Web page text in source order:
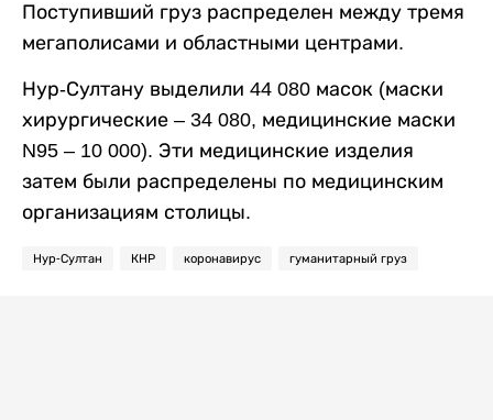
Поступивший груз распределен между тремя
мегаполисами и областными центрами.
Нур-Султану выделили 44 080 масок (маски
хирургические – 34 080, медицинские маски
N95 – 10 000). Эти медицинские изделия
затем были распределены по медицинским
организациям столицы.
Нур-Султан КНР коронавирус гуманитарный груз